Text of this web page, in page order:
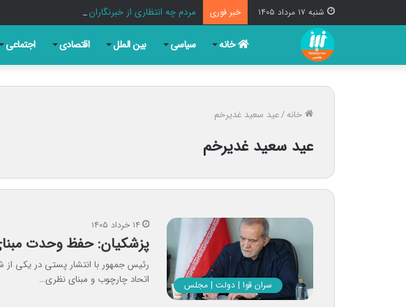
شنبه ۱۷ مرداد ۱۴۰۵ خبر فوری مردم چه انتظاری از خبرنگاران دارند؟ بررسی کامل
خانه سیاسی بین الملل اقتصادی اجتماعی
خانه/عید سعید غدیرخم
عید سعید غدیرخم
سران قوا | دولت | مجلس
۱۴ خرداد ۱۴۰۵
پزشکیان: حفظ وحدت
رئیس جمهور با انتشار پستی در یکی
اتحاد چارچوب و مبنای نظری…